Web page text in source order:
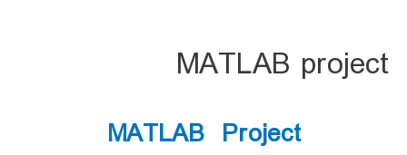
MATLAB project
MATLAB Project